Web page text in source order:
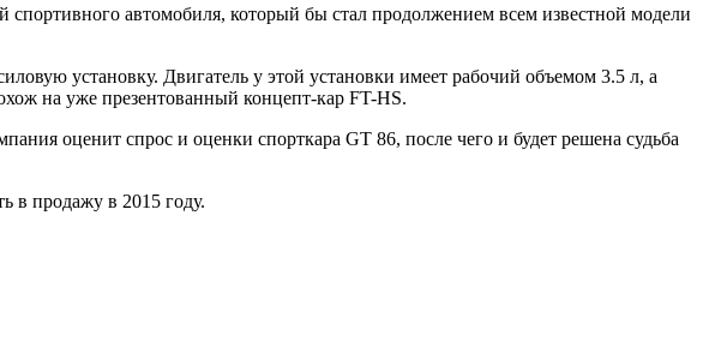
спортивного автомобиля, который бы стал продолжением всем известной модели
установку. Двигатель у этой установки имеет рабочий объемом 3.5 л, а
на уже презентованный концепт-кар FT-HS.
оценит спрос и оценки спорткара GT 86, после чего и будет решена судьба
в продажу в 2015 году.